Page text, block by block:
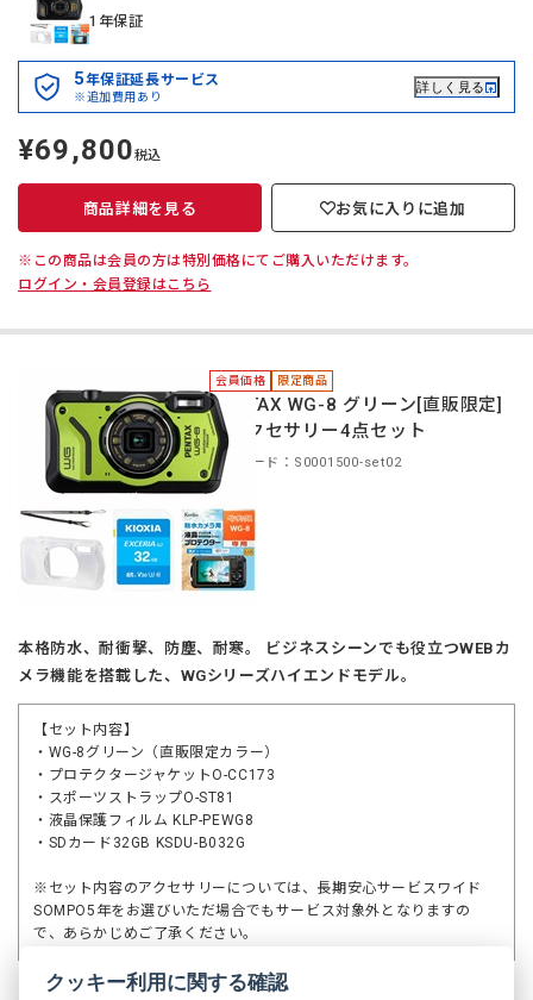
1年保証
5年保証延長サービス
※追加費用あり
詳しく見る
定
価
¥69,800税込
商品詳細を見る お気に入りに追加
※この商品は会員の方は特別価格にてご購入いただけます。
ログイン・会員登録はこちら
会員価格 限定商品
PENTAX WG-8 グリーン[直販限定]
＋アクセサリー4点セット
商品コード：S0001500-set02
本格防水、耐衝撃、防塵、耐寒。 ビジネスシーンでも役立つWEBカ
メラ機能を搭載した、WGシリーズハイエンドモデル。
【セット内容】
・WG-8グリーン（直販限定カラー）
・プロテクタージャケットO-CC173
・スポーツストラップO-ST81
・液晶保護フィルム KLP-PEWG8
・SDカード32GB KSDU-B032G
※セット内容のアクセサリーについては、長期安心サービスワイド
SOMPO5年をお選びいただ場合でもサービス対象外となりますの
で、あらかじめご了承ください。
クッキー利用に関する確認